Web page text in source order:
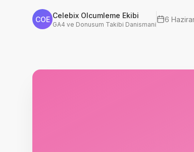
COE Celebix Olcumleme Ekibi
GA4 ve Donusum Takibi Danismani
6